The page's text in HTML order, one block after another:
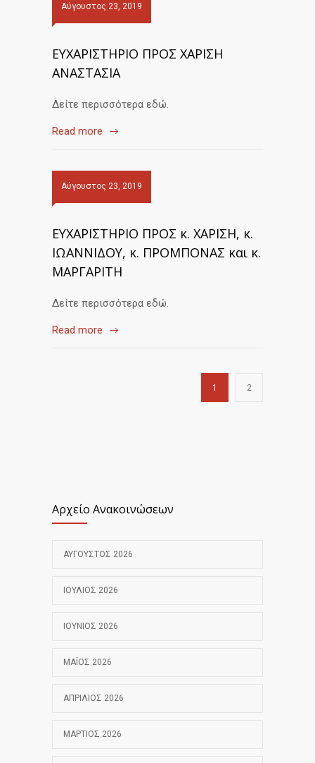
Αύγουστος 23, 2019
ΕΥΧΑΡΙΣΤΗΡΙΟ ΠΡΟΣ ΧΑΡΙΣΗ
ΑΝΑΣΤΑΣΙΑ
Δείτε περισσότερα εδώ.
Read more
Αύγουστος 23, 2019
ΕΥΧΑΡΙΣΤΗΡΙΟ ΠΡΟΣ κ. ΧΑΡΙΣΗ, κ.
ΙΩΑΝΝΙΔΟΥ, κ. ΠΡΟΜΠΟΝΑΣ και κ.
ΜΑΡΓΑΡΙΤΗ
Δείτε περισσότερα εδώ.
Read more
1 2
Αρχείο Ανακοινώσεων
ΑΎΓΟΥΣΤΟΣ 2026
ΙΟΎΛΙΟΣ 2026
ΙΟΎΝΙΟΣ 2026
ΜΆΙΟΣ 2026
ΑΠΡΊΛΙΟΣ 2026
ΜΆΡΤΙΟΣ 2026